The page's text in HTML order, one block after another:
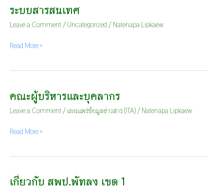
ระบบสารสนเทศ
Leave a Comment / Uncategorized / Natenapa Lipkaew
ระบบ
Read More »
คณะผู้บริหารและบุคลากร
Leave a Comment / เผยแพร่ข้อมูลข่าวสาร (ITA) / Natenapa Lipkaew
คณะ
บริหาร
บุคลากร
Read More »
เกี่ยวกับ สพป.พัทลุง เขต 1
เกี่ยว